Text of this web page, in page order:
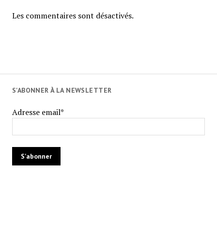
Les commentaires sont désactivés.
S'ABONNER À LA NEWSLETTER
Adresse email*